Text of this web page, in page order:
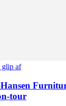
glip af
tour